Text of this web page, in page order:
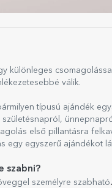
különleges
válik.
típusú ajándék
születésnapról,
első pillantásra
egy egyszerű ajándékot
szabni?
személyre szabható.